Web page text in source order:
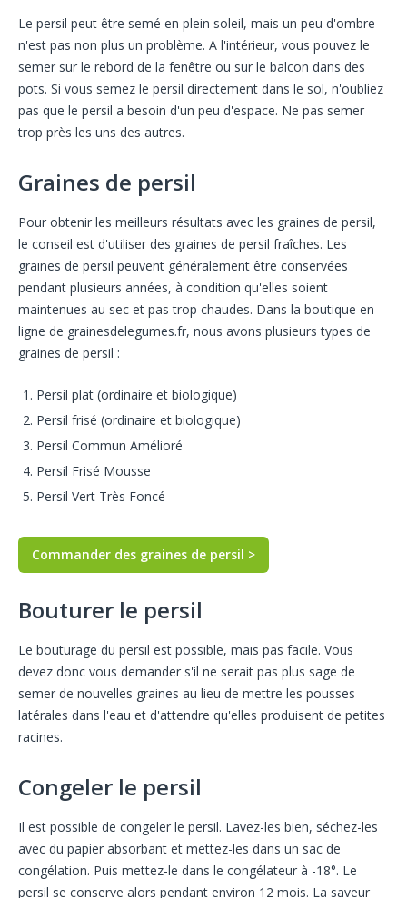
Le persil peut être semé en plein soleil, mais un peu d'ombre
n'est pas non plus un problème. A l'intérieur, vous pouvez le
semer sur le rebord de la fenêtre ou sur le balcon dans des
pots. Si vous semez le persil directement dans le sol, n'oubliez
pas que le persil a besoin d'un peu d'espace. Ne pas semer
trop près les uns des autres.
Graines de persil
Pour obtenir les meilleurs résultats avec les graines de persil,
le conseil est d'utiliser des graines de persil fraîches. Les
graines de persil peuvent généralement être conservées
pendant plusieurs années, à condition qu'elles soient
maintenues au sec et pas trop chaudes. Dans la boutique en
ligne de grainesdelegumes.fr, nous avons plusieurs types de
graines de persil :
Persil plat (ordinaire et biologique)
Persil frisé (ordinaire et biologique)
Persil Commun Amélioré
Persil Frisé Mousse
Persil Vert Très Foncé
Commander des graines de persil >
Bouturer le persil
Le bouturage du persil est possible, mais pas facile. Vous
devez donc vous demander s'il ne serait pas plus sage de
semer de nouvelles graines au lieu de mettre les pousses
latérales dans l'eau et d'attendre qu'elles produisent de petites
racines.
Congeler le persil
Il est possible de congeler le persil. Lavez-les bien, séchez-les
avec du papier absorbant et mettez-les dans un sac de
congélation. Puis mettez-le dans le congélateur à -18°. Le
persil se conserve alors pendant environ 12 mois. La saveur